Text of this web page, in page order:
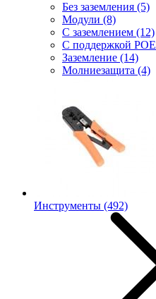
Без заземления (5)
Модули (8)
С заземлением (12)
С поддержкой POE
Заземление (14)
Молниезащита (4)
Инструменты (492)